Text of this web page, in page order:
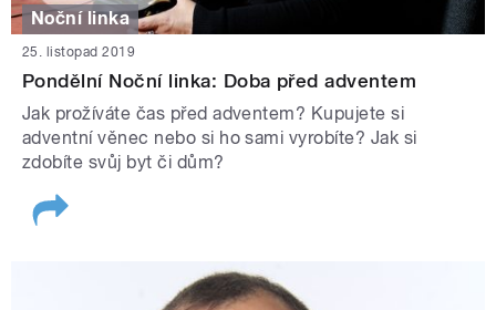
Noční linka
25. listopad 2019
Pondělní Noční linka: Doba před adventem
Jak prožíváte čas před adventem? Kupujete si
adventní věnec nebo si ho sami vyrobíte? Jak si
zdobíte svůj byt či dům?